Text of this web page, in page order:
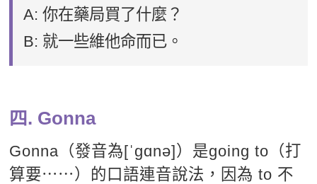
A: 你在藥局買了什麼？
B: 就一些維他命而已。
四. Gonna
Gonna（發音為[ˈɡɑnə]）是going to（打
算要⋯⋯）的口語連音說法，因為 to 不